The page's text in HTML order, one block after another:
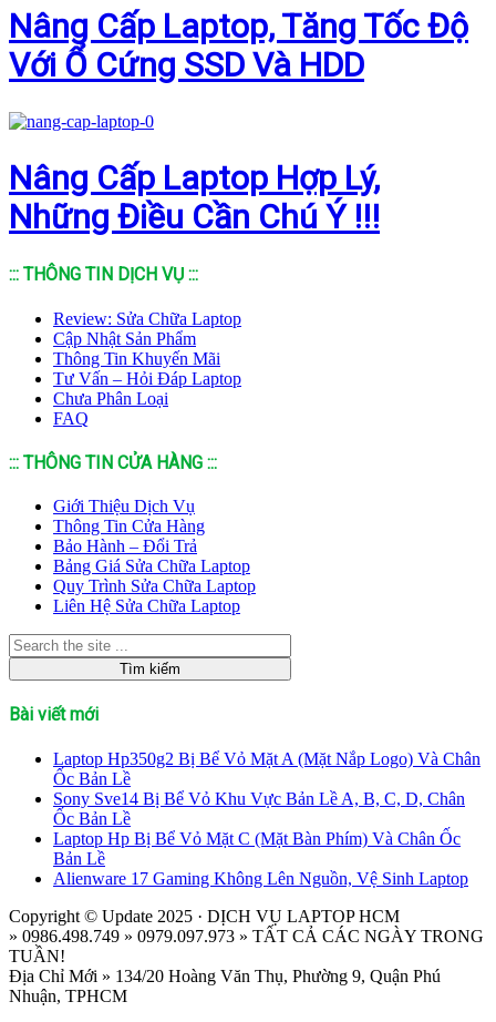
Nâng Cấp Laptop, Tăng Tốc Độ
Với Ổ Cứng SSD Và HDD
Nâng Cấp Laptop Hợp Lý,
Những Điều Cần Chú Ý !!!
::: THÔNG TIN DỊCH VỤ :::
Review: Sửa Chữa Laptop
Cập Nhật Sản Phẩm
Thông Tin Khuyến Mãi
Tư Vấn – Hỏi Đáp Laptop
Chưa Phân Loại
FAQ
::: THÔNG TIN CỬA HÀNG :::
Giới Thiệu Dịch Vụ
Thông Tin Cửa Hàng
Bảo Hành – Đổi Trả
Bảng Giá Sửa Chữa Laptop
Quy Trình Sửa Chữa Laptop
Liên Hệ Sửa Chữa Laptop
Bài viết mới
Laptop Hp350g2 Bị Bể Vỏ Mặt A (Mặt Nắp Logo) Và Chân
Ốc Bản Lề
Sony Sve14 Bị Bể Vỏ Khu Vực Bản Lề A, B, C, D, Chân
Ốc Bản Lề
Laptop Hp Bị Bể Vỏ Mặt C (Mặt Bàn Phím) Và Chân Ốc
Bản Lề
Alienware 17 Gaming Không Lên Nguồn, Vệ Sinh Laptop
Copyright © Update 2025 · DỊCH VỤ LAPTOP HCM
» 0986.498.749 » 0979.097.973 » TẤT CẢ CÁC NGÀY TRONG
TUẦN!
Địa Chỉ Mới » 134/20 Hoàng Văn Thụ, Phường 9, Quận Phú
Nhuận, TPHCM